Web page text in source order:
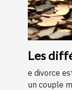
Les
e divorce
un couple